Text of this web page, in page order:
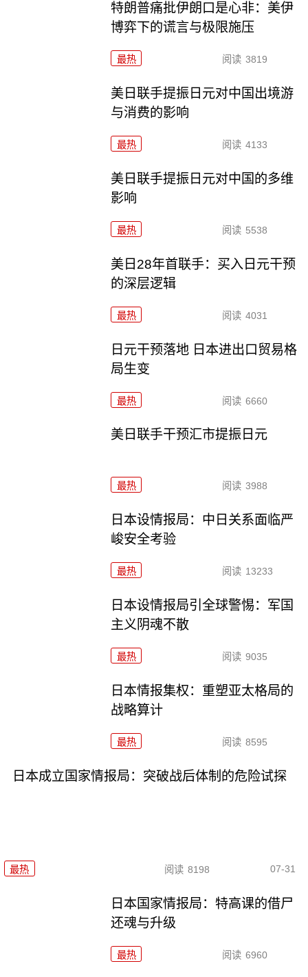
特朗普痛批伊朗口是心非：美伊
博弈下的谎言与极限施压
最热 阅读 3819
美日联手提振日元对中国出境游
与消费的影响
最热 阅读 4133
美日联手提振日元对中国的多维
影响
最热 阅读 5538
美日28年首联手：买入日元干预
的深层逻辑
最热 阅读 4031
日元干预落地 日本进出口贸易格
局生变
最热 阅读 6660
美日联手干预汇市提振日元
最热 阅读 3988
日本设情报局：中日关系面临严
峻安全考验
最热 阅读 13233
日本设情报局引全球警惕：军国
主义阴魂不散
最热 阅读 9035
日本情报集权：重塑亚太格局的
战略算计
最热 阅读 8595
日本成立国家情报局：突破战后体制的危险试探
最热 阅读 8198 07-31
日本国家情报局：特高课的借尸
还魂与升级
最热 阅读 6960